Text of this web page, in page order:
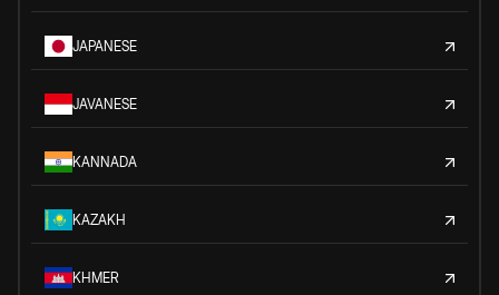
JAPANESE
JAVANESE
KANNADA
KAZAKH
KHMER